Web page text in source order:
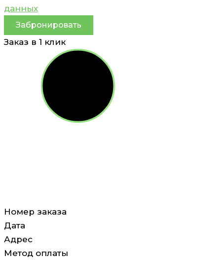
данных
Забронировать
Заказ в 1 клик
Номер заказа
Дата
Адрес
Метод оплаты